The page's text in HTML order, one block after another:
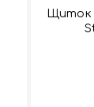
Щиток